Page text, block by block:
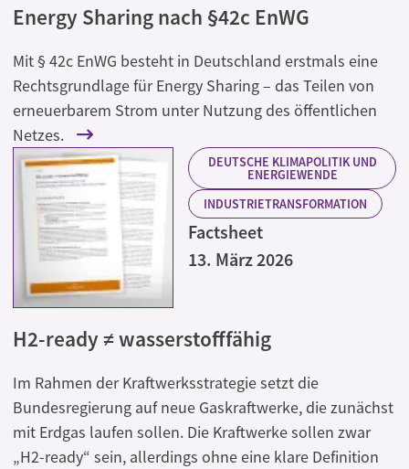
Energy Sharing nach §42c EnWG
Mit § 42c EnWG besteht in Deutschland erstmals eine
Rechtsgrundlage für Energy Sharing – das Teilen von
erneuerbarem Strom unter Nutzung des öffentlichen
Netzes.
DEUTSCHE KLIMAPOLITIK UND
ENERGIEWENDE
INDUSTRIETRANSFORMATION
Factsheet
13. März 2026
H2-ready ≠ wasserstofffähig
Im Rahmen der Kraftwerksstrategie setzt die
Bundesregierung auf neue Gaskraftwerke, die zunächst
mit Erdgas laufen sollen. Die Kraftwerke sollen zwar
„H2-ready“ sein, allerdings ohne eine klare Definition